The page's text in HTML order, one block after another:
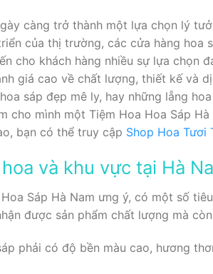
càng trở thành một lựa chọn lý
của thị trường, các cửa hàng hoa
cho khách hàng nhiều sự lựa chọn
giá cao về chất lượng, thiết kế và
sáp đẹp mê ly, hay những lẵng
cho mình một Tiệm Hoa Hoa Sáp
bạn có thể truy cập Shop Hoa Tươi
và khu vực tại Hà
Sáp Hà Nam ưng ý, có một số
được sản phẩm chất lượng mà
phải có độ bền màu cao, hương